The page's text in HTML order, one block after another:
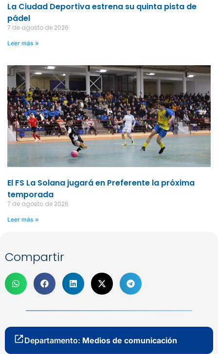
La Ciudad Deportiva estrena su quinta pista de
pádel
7 de agosto de 2026
Leer más »
El FS La Solana jugará en Preferente la próxima
temporada
7 de agosto de 2026
Leer más »
Compartir
Departamento: Medios de comunicación